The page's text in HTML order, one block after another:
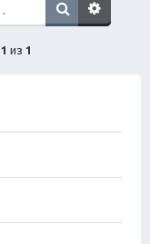
1 из 1